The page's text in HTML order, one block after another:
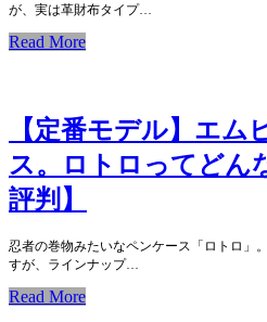
が、実は革財布タイプ…
Read More
【定番モデル】エム
ス。ロトロってどん
評判】
忍者の巻物みたいなペンケース「ロトロ」
すが、ラインナップ…
Read More